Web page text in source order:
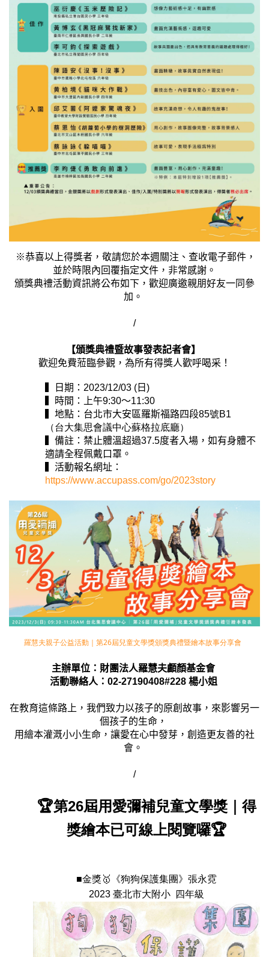
※恭喜以上得獎者，敬請您於本週關注、查收電子郵件，
並於時限內回覆指定文件，非常感謝。
頒獎典禮活動資訊將公布如下，歡迎廣邀親朋好友一同參
加。
/
【頒獎典禮暨故事發表記者會】
歡迎免費蒞臨參觀，為所有得獎人歡呼喝采！
▍日期：2023/12/03 (日)
▍時間：上午9:30～11:30
▍地點：台北市大安區羅斯福路四段85號B1
（台大集思會議中心蘇格拉底廳）
▍備註：禁止體溫超過37.5度者入場 ， 如有身體不
適請全程佩戴口罩。
活動報名網址：
https://www.accupass.com/go/2023story
羅慧夫親子公益活動｜第26屆兒童文學獎頒獎典禮暨繪本故事分享會
主辦單位：財團法人羅慧夫顱顏基金會
活動聯絡人：02-27190408#228 楊小姐
在教育這條路上，我們致力以孩子的原創故事，來影響另一
個孩子的生命，
用繪本灌溉小小生命，讓愛在心中發芽，創造更友善的社
會。
/
🏆第26屆用愛彌補兒童文學獎｜得
獎繪本已可線上閱覽囉🏆
■金獎🥇《狗狗保護集團》張永霓
2023 臺北市大附小 四年級